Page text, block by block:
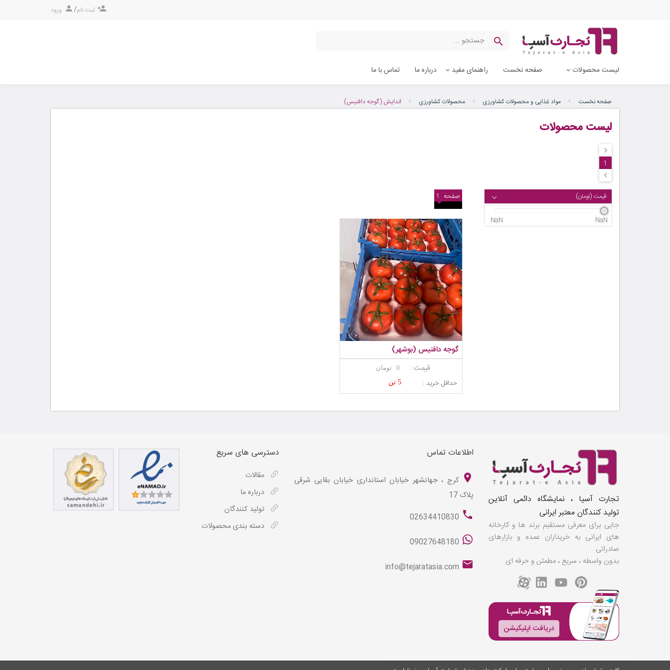
ثبت نام/ ورود
لیست محصولات صفحه نخست راهنمای مفید درباره ما تماس با ما
صفحه نخست مواد غذایی و محصولات کشاورزی محصولات کشاورزی اندایش (گوجه دافنیس)
لیست محصولات
1
قیمت (تومان)
NaN
NaN
صفحه 1
گوجه دافنیس (بوشهر)
قیمت : 0 تومان
حداقل خرید : 5 تن
تجارت آسیا ، نمایشگاه دائمی آنلاین
تولید کنندگان معتبر ایرانی
جایی برای معرفی مستقیم برند ها و کارخانه
های ایرانی به خریداران عمده و بازارهای
صادراتی
بدون واسطه ، سریع ، مطمئن و حرفه ای
دریافت اپلیکیشن
اطلاعات تماس
کرج ، جهانشهر خیابان استانداری خیابان بقایی شرقی
پلاک 17
02634410830
09027648180
info@tejaratasia.com
دسترسی های سریع
مقالات
درباره ما
تولید کنندگان
دسته بندی محصولات